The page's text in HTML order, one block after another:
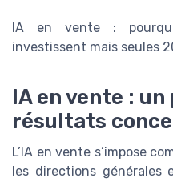
IA en vente :
investissent mais seules
IA en vente :
résultats
L’IA en vente s’impose
les directions générales